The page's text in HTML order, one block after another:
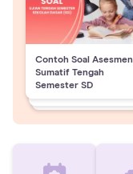
Contoh Soal Asesmen
Sumatif Tengah
Semester SD